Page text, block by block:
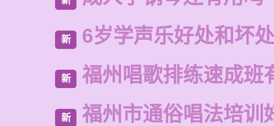
新 6岁学声乐好处和坏处
新 福州唱歌排练速成班
新 福州市通俗唱法培训